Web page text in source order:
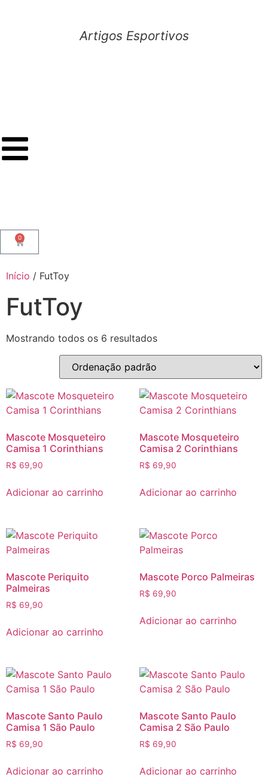
Artigos Esportivos
0
Início / FutToy
FutToy
Mostrando todos os 6 resultados
Mascote Mosqueteiro
Camisa 1 Corinthians
R$ 69,90
Adicionar ao carrinho
Mascote Mosqueteiro
Camisa 2 Corinthians
R$ 69,90
Adicionar ao carrinho
Mascote Periquito
Palmeiras
R$ 69,90
Adicionar ao carrinho
Mascote Porco Palmeiras
R$ 69,90
Adicionar ao carrinho
Mascote Santo Paulo
Camisa 1 São Paulo
R$ 69,90
Adicionar ao carrinho
Mascote Santo Paulo
Camisa 2 São Paulo
R$ 69,90
Adicionar ao carrinho